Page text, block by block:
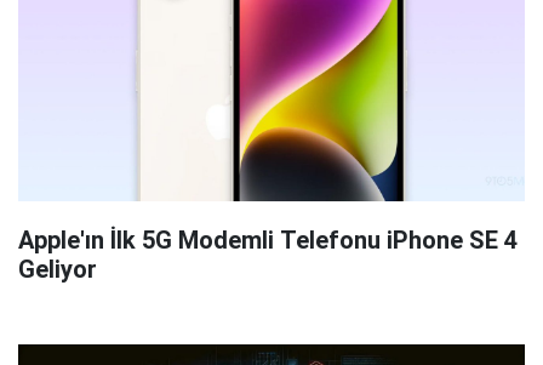
Apple'ın İlk 5G Modemli Telefonu iPhone SE 4
Geliyor